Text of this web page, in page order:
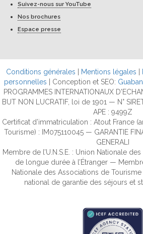
Suivez-nous sur YouTube
Nos brochures
Espace presse
Conditions générales Mentions légales
personnelles | Conception et SEO:
PROGRAMMES INTERNATIONAUX
BUT NON LUCRATIF, loi de 1901 — N°
APE : 9499Z
Certificat d’immatriculation : Atout France
Tourisme) : IM075110045 — GARANTIE
GENERALI
Membre de l’U.N.S.E. : Union Nationale
de longue durée à l’Étranger —
Nationale des Associations de
national de garantie des séjours et